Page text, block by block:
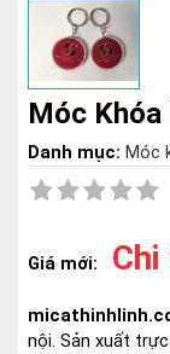
Móc
Danh mục: Móc
Giá mới:
nội. Sản xuất